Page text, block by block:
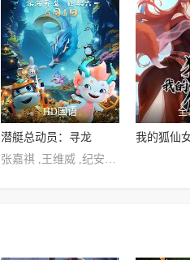
HD国语
潜艇总动员：寻龙
张嘉祺 ,王维威 ,纪安琪 ,何春 ,林琳
全
我的狐仙